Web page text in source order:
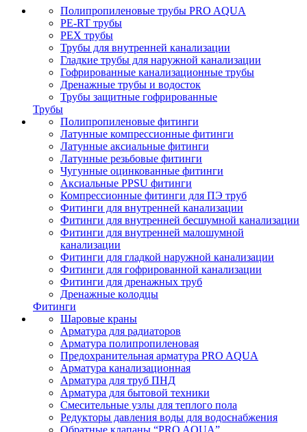
Полипропиленовые трубы PRO AQUA
PE-RT трубы
PEX трубы
Трубы для внутренней канализации
Гладкие трубы для наружной канализации
Гофрированные канализационные трубы
Дренажные трубы и водосток
Трубы защитные гофрированные
Трубы
Полипропиленовые фитинги
Латунные компрессионные фитинги
Латунные аксиальные фитинги
Латунные резьбовые фитинги
Чугунные оцинкованные фитинги
Аксиальные PPSU фитинги
Компрессионные фитинги для ПЭ труб
Фитинги для внутренней канализации
Фитинги для внутренней бесшумной канализации
Фитинги для внутренней малошумной
канализации
Фитинги для гладкой наружной канализации
Фитинги для гофрированной канализации
Фитинги для дренажных труб
Дренажные колодцы
Фитинги
Шаровые краны
Арматура для радиаторов
Арматура полипропиленовая
Предохранительная арматура PRO AQUA
Арматура канализационная
Арматура для труб ПНД
Арматура для бытовой техники
Смесительные узлы для теплого пола
Редукторы давления воды для водоснабжения
Обратные клапаны “PRO AQUA”